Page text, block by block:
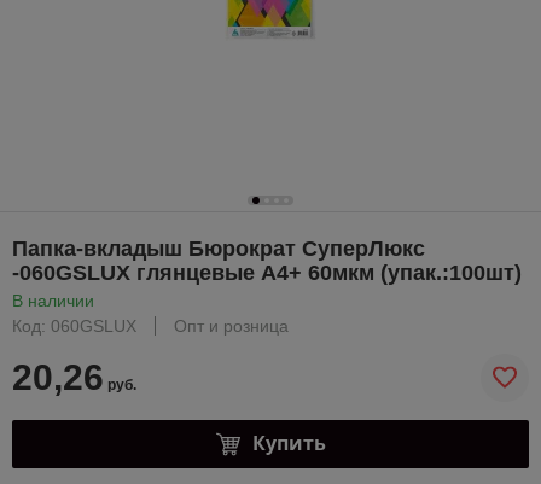
Папка-вкладыш Бюрократ СуперЛюкс
-060GSLUX глянцевые А4+ 60мкм (упак.:100шт)
В наличии
Код: 060GSLUX
Опт и розница
20,26 руб.
Купить